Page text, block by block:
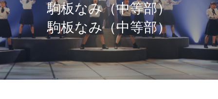
駒板なみ（中等部）
駒板なみ（中等部）